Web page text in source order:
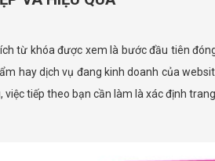
từ khóa được xem là bước đầu tiên
hay dịch vụ đang kinh doanh của
tiếp theo bạn cần làm là xác định